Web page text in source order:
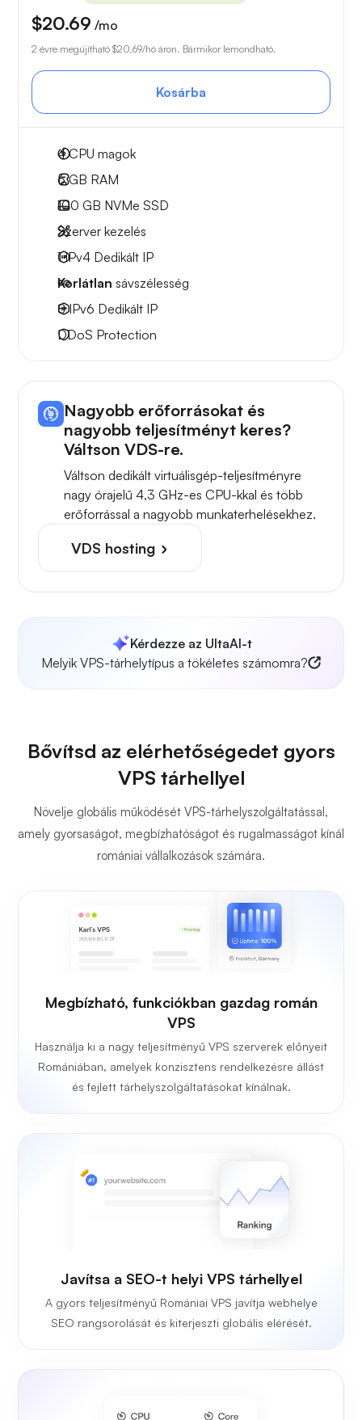
$20.69 /mo
2 évre megújítható $20.69/hó áron. Bármikor lemondható.
Kosárba
4CPU magok
6 GB RAM
100 GB NVMe SSD
Szerver kezelés
1 IPv4 Dedikált IP
Korlátlan sávszélesség
8 IPv6 Dedikált IP
DDoS Protection
Nagyobb erőforrásokat és
nagyobb teljesítményt keres?
Váltson VDS-re.
Váltson dedikált virtuálisgép-teljesítményre
nagy órajelű 4,3 GHz-es CPU-kkal és több
erőforrással a nagyobb munkaterhelésekhez.
VDS hosting
Kérdezze az UltaAI-t
Melyik VPS-tárhelytípus a tökéletes számomra?
Bővítsd az elérhetőségedet gyors
VPS tárhellyel
Növelje globális működését VPS-tárhelyszolgáltatással,
amely gyorsaságot, megbízhatóságot és rugalmasságot kínál
romániai vállalkozások számára.
Megbízható, funkciókban gazdag román
VPS
Használja ki a nagy teljesítményű VPS szerverek előnyeit
Romániában, amelyek konzisztens rendelkezésre állást
és fejlett tárhelyszolgáltatásokat kínálnak.
Javítsa a SEO-t helyi VPS tárhellyel
A gyors teljesítményű Romániai VPS javítja webhelye
SEO rangsorolását és kiterjeszti globális elérését.